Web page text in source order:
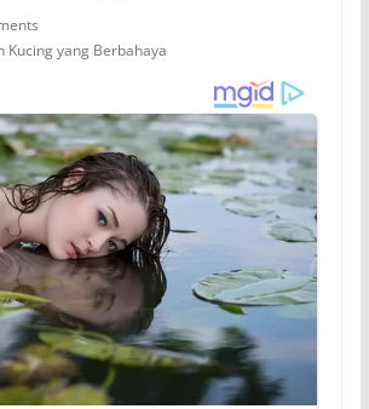
Kucing yang Berbahaya